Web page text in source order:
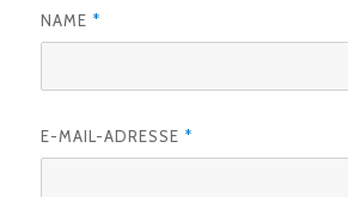
NAME *
E-MAIL-ADRESSE *